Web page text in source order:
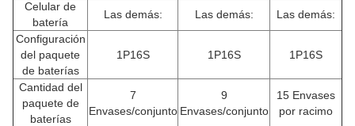
Celular de
batería
Las demás: Las demás:
Las demás:
Configuración
del paquete
de baterías
1P16S 1P16S 1P16S
Cantidad del
paquete de
baterías
7
Envases/conjunto
9
Envases/conjunto
15 Envases
por racimo